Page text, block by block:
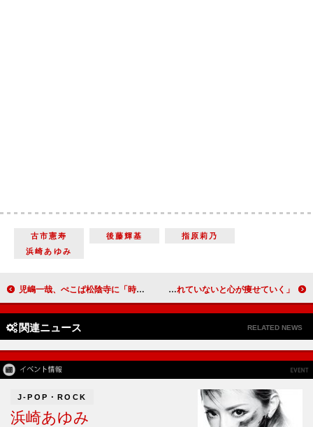
古市憲寿 後藤輝基
指原莉乃
浜崎あゆみ
児嶋一哉、ぺこぱ松陰寺に「時を戻して～」 ファンキー加藤、渡部の不倫の話題に「憂鬱」 生田絵梨花、コロナ禍に感じた思いを吐露 「エンタメに触れていないと心が痩せていく」
関連ニュース RELATED NEWS
J-POP・ROCK
浜崎あゆみ